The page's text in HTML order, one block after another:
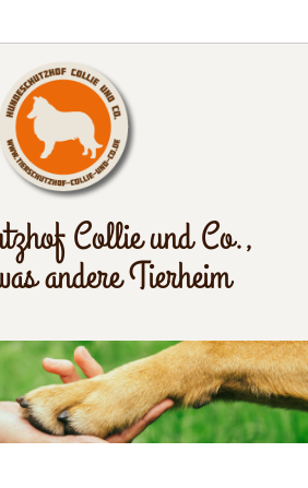
Collie und Co.,
andere Tierheim